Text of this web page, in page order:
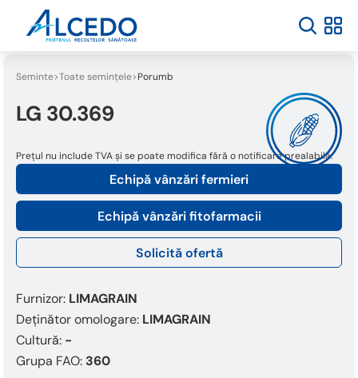
Seminte Toate semințele Porumb
LG 30.369
Echipă vânzări fermieri
Echipă vânzări fitofarmacii
Solicită ofertă
Prețul nu include TVA și se poate modifica fără o notificare prealabilă.
Furnizor: LIMAGRAIN
Deținător omologare: LIMAGRAIN
Cultură: -
Grupa FAO: 360